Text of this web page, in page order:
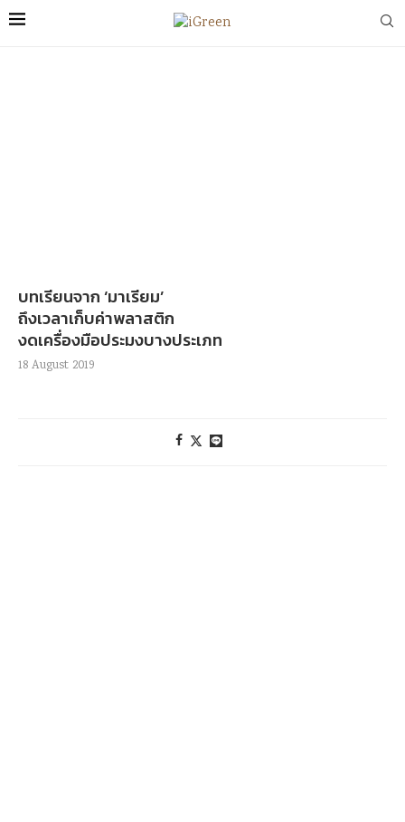
บทเรียนจาก ‘มาเรียม’
ถึงเวลาเก็บค่าพลาสติก
งดเครื่องมือประมงบางประเภท
18 August 2019